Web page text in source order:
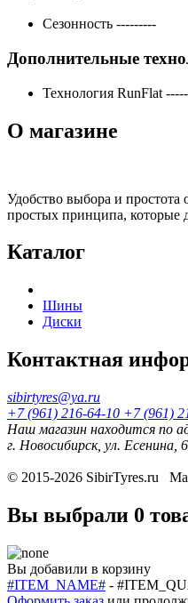
Сезонность ---------
Дополнительные
Технология RunFlat
О магазине
Удобство выбора и
простых принципа, которые
Каталог
Шины
Диски
Контактная
sibirtyres@ya.ru
+7 (961) 216-64-10 +7 (961)
Наш магазин находится по
г. Новосибирск, ул. Есенина,
© 2015-2026 SibirTyres.ru
Вы выбрали 0
Вы добавили в корзину
#ITEM_NAME# -